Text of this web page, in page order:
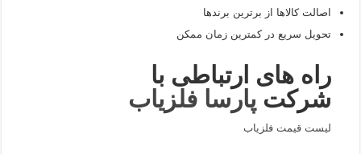
اصالت کالاها از برترین برندها
تحویل سریع در کمترین زمان ممکن
راه های ارتباطی با
شرکت پارسا فلزیاب
لیست قیمت فلزیاب